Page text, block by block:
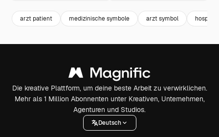
arzt patient medizinische symbole arzt symbol hospital
Die kreative Plattform, um deine beste Arbeit zu verwirklichen.
Mehr als 1 Million Abonnenten unter Kreativen, Unternehmen,
Agenturen und Studios.
Deutsch